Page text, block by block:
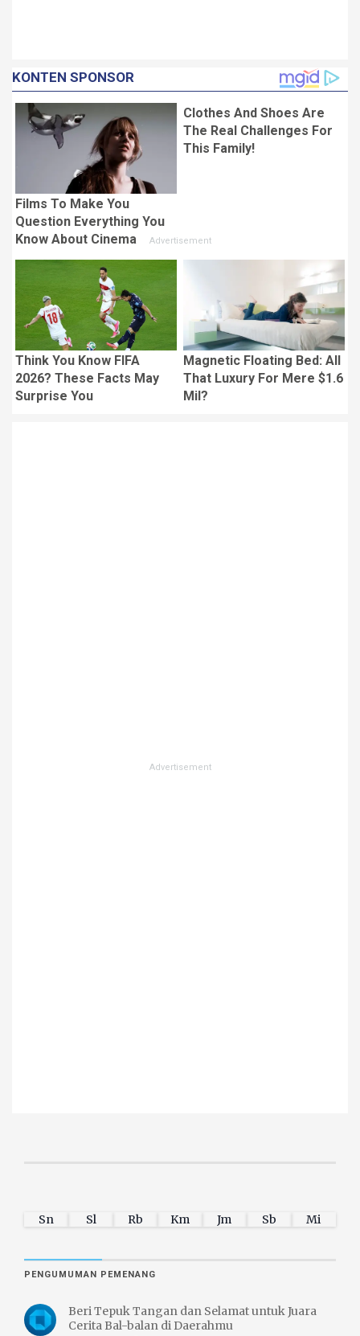
KONTEN SPONSOR
Films To Make You
Question Everything You
Know About Cinema
Clothes And Shoes Are
The Real Challenges For
This Family!
Think You Know FIFA
2026? These Facts May
Surprise You
Magnetic Floating Bed: All
That Luxury For Mere $1.6
Mil?
Sn Sl Rb Km Jm Sb Mi
PENGUMUMAN PEMENANG
Beri Tepuk Tangan dan Selamat untuk Juara
Cerita Bal-balan di Daerahmu